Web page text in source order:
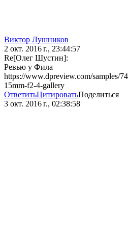
Виктор Лушников
2 окт. 2016 г., 23:44:57
Re[Олег Шустин]:
Ревью у Фила
https://www.dpreview.com/samples/
15mm-f2-4-gallery
ОтветитьЦитироватьПоделиться
3 окт. 2016 г., 02:38:58